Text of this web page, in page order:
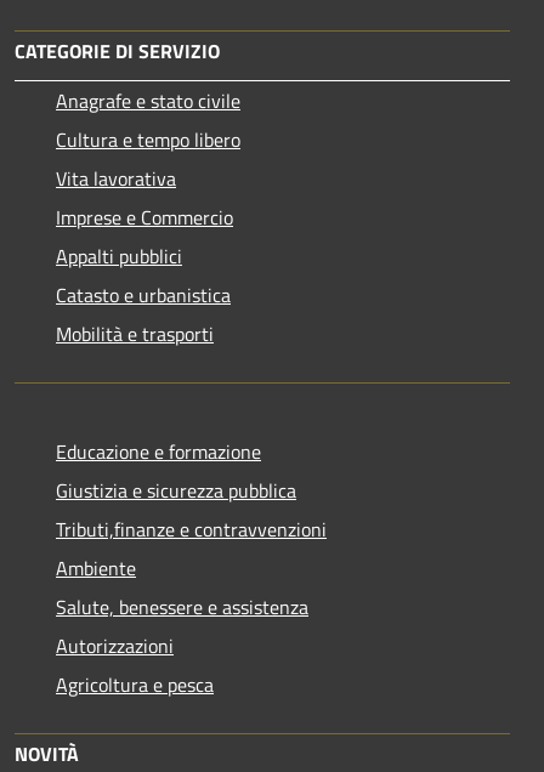
CATEGORIE DI SERVIZIO
Anagrafe e stato civile
Cultura e tempo libero
Vita lavorativa
Imprese e Commercio
Appalti pubblici
Catasto e urbanistica
Mobilità e trasporti
Educazione e formazione
Giustizia e sicurezza pubblica
Tributi,finanze e contravvenzioni
Ambiente
Salute, benessere e assistenza
Autorizzazioni
Agricoltura e pesca
NOVITÀ